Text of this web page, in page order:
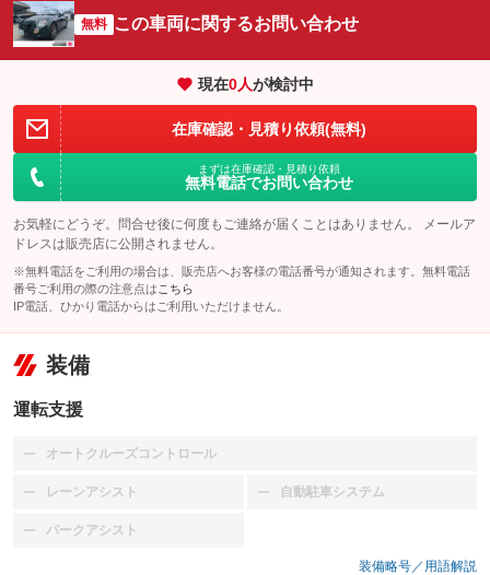
無料 この車両に関するお問い合わせ
現在0人が検討中
在庫確認・見積り依頼(無料)
まずは在庫確認・見積り依頼
無料電話でお問い合わせ
お気軽にどうぞ。問合せ後に何度もご連絡が届くことはありません。 メールア
ドレスは販売店に公開されません。
※無料電話をご利用の場合は、販売店へお客様の電話番号が通知されます。無料電話
番号ご利用の際の注意点は こちら
IP電話、ひかり電話からはご利用いただけません。
装備
運転支援
オートクルーズコントロール
：装備なし
レーンアシスト
：装備なし 自動駐車システム
：装備なし
パークアシスト
：装備なし
装備略号／用語解説